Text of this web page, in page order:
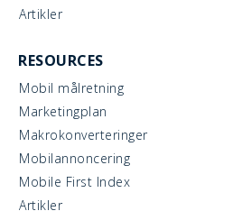
Artikler
RESOURCES
Mobil målretning
Marketingplan
Makrokonverteringer
Mobilannoncering
Mobile First Index
Artikler